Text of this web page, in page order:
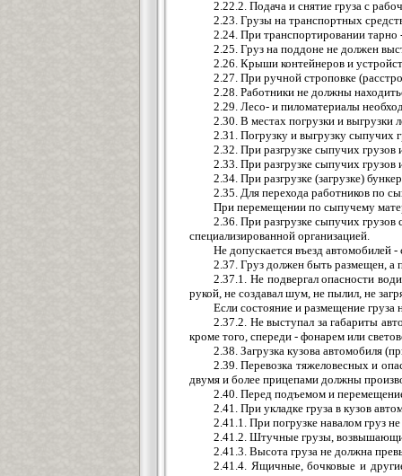
2.22.2. Подача и снятие груза с
2.23. Грузы на транспортных
2.24. При транспортировании
2.25. Груз на поддоне не должен
2.26. Крыши контейнеров и
2.27. При ручной строповке
2.28. Работники не должны
2.29. Лесо- и пиломатериалы
2.30. В местах погрузки и выгрузки
2.31. Погрузку и выгрузку сыпучих
2.32. При разгрузке сыпучих
2.33. При разгрузке сыпучих грузов
2.34. При разгрузке (загрузке)
2.35. Для перехода работников по
При перемещении по сыпучему
2.36. При разгрузке сыпучих грузов
специализированной организацией.
Не допускается въезд автомобилей
2.37. Груз должен быть размещен, а
2.37.1. Не подвергал опасности
рукой, не создавал шум, не пылил, не
Если состояние и размещение
2.37.2. Не выступал за габариты
кроме того, спереди - фонарем или
2.38. Загрузка кузова автомобиля
2.39. Перевозка тяжеловесных и
двумя и более прицепами должны
2.40. Перед подъемом и
2.41. При укладке груза в кузов
2.41.1. При погрузке навалом груз
2.41.2. Штучные грузы,
2.41.3. Высота груза не должна
2.41.4. Ящичные, бочковые и